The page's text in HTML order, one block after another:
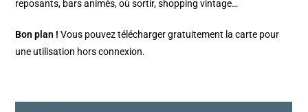
reposants, bars animés, où sortir, shopping vintage…
Bon plan ! Vous pouvez télécharger gratuitement la carte pour
une utilisation hors connexion.